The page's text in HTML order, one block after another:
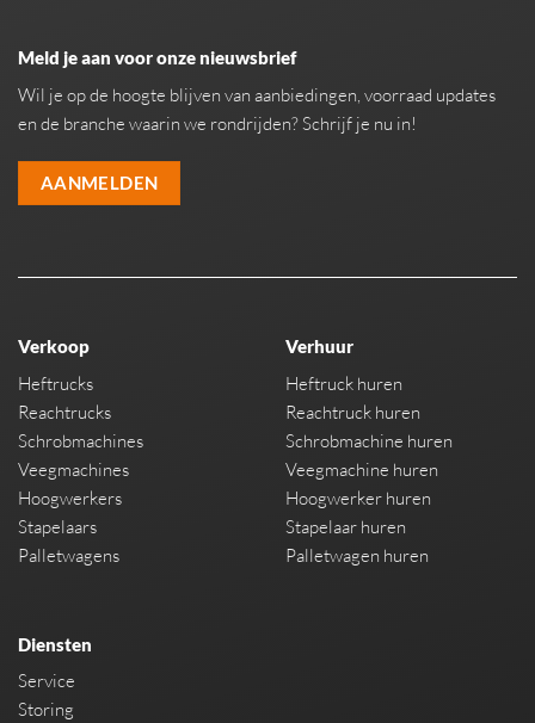
Meld je aan voor onze nieuwsbrief
Wil je op de hoogte blijven van aanbiedingen, voorraad updates
en de branche waarin we rondrijden? Schrijf je nu in!
AANMELDEN
Verkoop
Heftrucks
Reachtrucks
Schrobmachines
Veegmachines
Hoogwerkers
Stapelaars
Palletwagens
Verhuur
Heftruck huren
Reachtruck huren
Schrobmachine huren
Veegmachine huren
Hoogwerker huren
Stapelaar huren
Palletwagen huren
Diensten
Service
Storing